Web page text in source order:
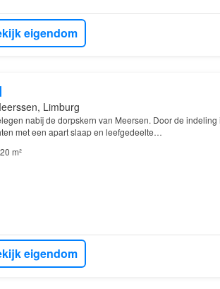
eigendom
Limburg
nabij de dorpskern van Meersen. Door de indeling
met een apart slaap en leefgedeelte…
20 m²
eigendom